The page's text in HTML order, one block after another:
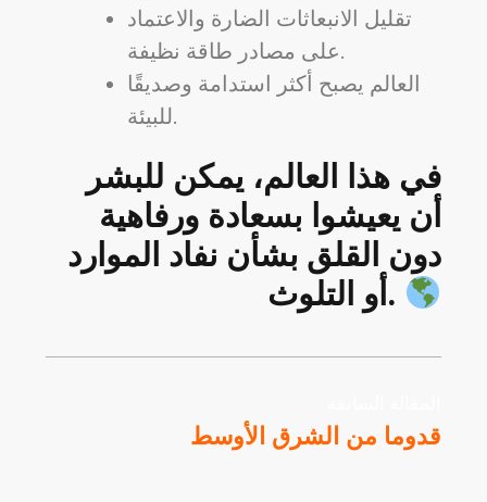
تقليل الانبعاثات الضارة والاعتماد
على مصادر طاقة نظيفة.
العالم يصبح أكثر استدامة وصديقًا
للبيئة.
في هذا العالم، يمكن للبشر
أن يعيشوا بسعادة ورفاهية
دون القلق بشأن نفاد الموارد
أو التلوث.
قدوما من الشرق الأوسط